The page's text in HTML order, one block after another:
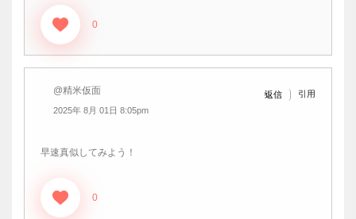
0
@精米仮面
2025年 8月 01日 8:05pm
返信 引用
早速真似してみよう！
0